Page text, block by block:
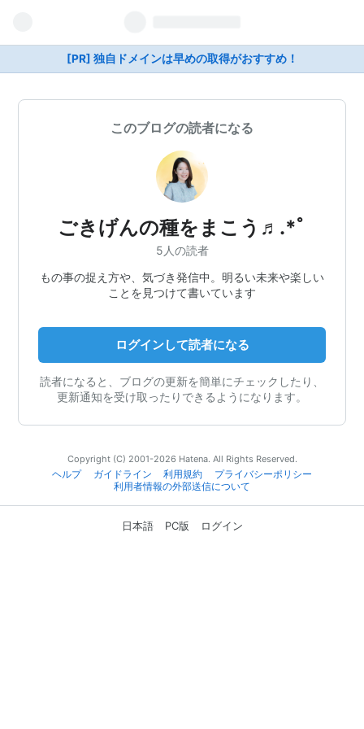
[PR] 独自ドメインは早めの取得がおすすめ！
このブログの読者になる
ごきげんの種をまこう♬.*ﾟ
5人の読者
もの事の捉え方や、気づき発信中。明るい未来や楽しい
ことを見つけて書いています
ログインして読者になる
読者になると、ブログの更新を簡単にチェックしたり、
更新通知を受け取ったりできるようになります。
Copyright (C) 2001-2026 Hatena. All Rights Reserved.
ヘルプ
ガイドライン 利用規約
プライバシーポリシー
利用者情報の外部送信について
日本語 PC版 ログイン